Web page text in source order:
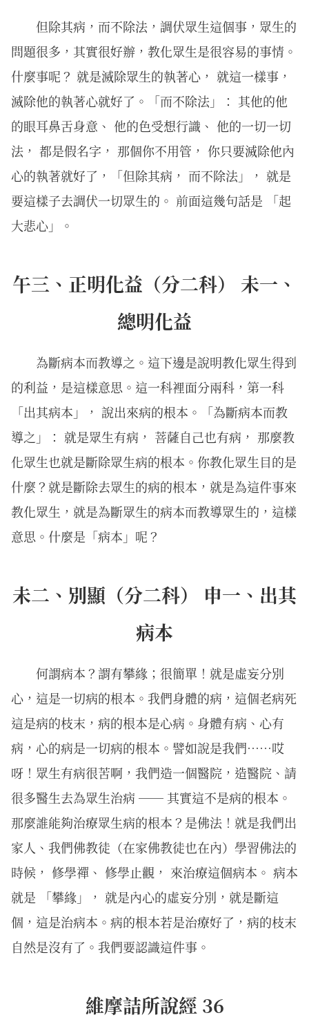
但除其病，而不除法，調伏眾生這個事，眾生的
問題很多，其實很好辦，教化眾生是很容易的事情。
什麼事呢？ 就是滅除眾生的執著心， 就這一樣事，
滅除他的執著心就好了。「而不除法」： 其他的他
的眼耳鼻舌身意、 他的色受想行識、 他的一切一切
法， 都是假名字， 那個你不用管， 你只要滅除他內
心的執著就好了，「但除其病， 而不除法」， 就是
要這樣子去調伏一切眾生的。 前面這幾句話是 「起
大悲心」。
午三、正明化益（分二科） 未一、
總明化益
為斷病本而教導之。這下邊是說明教化眾生得到
的利益，是這樣意思。這一科裡面分兩科，第一科
「出其病本」， 說出來病的根本。「為斷病本而教
導之」： 就是眾生有病， 菩薩自己也有病， 那麼教
化眾生也就是斷除眾生病的根本。你教化眾生目的是
什麼？就是斷除去眾生的病的根本，就是為這件事來
教化眾生，就是為斷眾生的病本而教導眾生的，這樣
意思。什麼是「病本」呢？
未二、別顯（分二科） 申一、出其
病本
何謂病本？謂有攀緣；很簡單！就是虛妄分別
心，這是一切病的根本。我們身體的病，這個老病死
這是病的枝末，病的根本是心病。身體有病、心有
病，心的病是一切病的根本。譬如說是我們……哎
呀！眾生有病很苦啊，我們造一個醫院，造醫院、請
很多醫生去為眾生治病 ── 其實這不是病的根本。
那麼誰能夠治療眾生病的根本？是佛法！就是我們出
家人、我們佛教徒（在家佛教徒也在內）學習佛法的
時候， 修學禪、 修學止觀， 來治療這個病本。 病本
就是 「攀緣」， 就是內心的虛妄分別，就是斷這
個，這是治病本。病的根本若是治療好了，病的枝末
自然是沒有了。我們要認識這件事。
維摩詰所說經 36